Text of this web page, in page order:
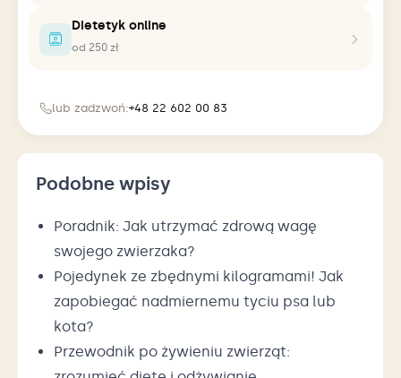
Dietetyk online
od 250 zł
lub zadzwoń:+48 22 602 00 83
Podobne wpisy
Poradnik: Jak utrzymać zdrową wagę
swojego zwierzaka?
Pojedynek ze zbędnymi kilogramami! Jak
zapobiegać nadmiernemu tyciu psa lub
kota?
Przewodnik po żywieniu zwierząt: